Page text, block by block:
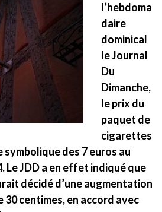
l’hebdoma
daire
dominical
le Journal
Du
Dimanche,
le prix du
paquet de
cigarettes
symbolique des 7 euros au
Le JDD a en effet indiqué que
décidé d’une augmentation
30 centimes, en accord avec